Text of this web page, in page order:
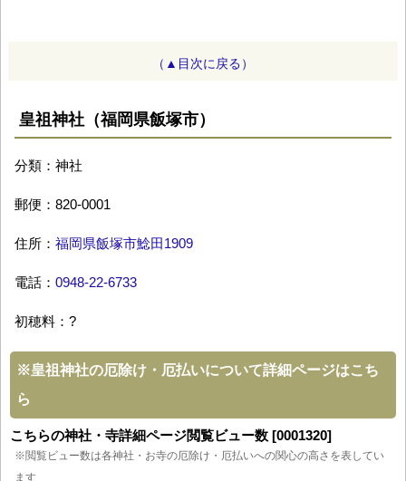
（▲目次に戻る）
皇祖神社（福岡県飯塚市）
分類：神社
郵便：820-0001
住所： 福岡県飯塚市鯰田1909
電話： 0948-22-6733
初穂料：?
※皇祖神社の厄除け・厄払いについて詳細ページはこち
ら
こちらの神社・寺詳細ページ閲覧ビュー数 [0001320]
※閲覧ビュー数は各神社・お寺の厄除け・厄払いへの関心の高さを表してい
ます